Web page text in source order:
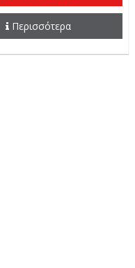
Περισσότερα